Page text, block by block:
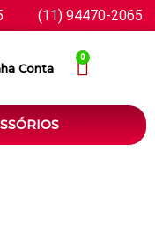
(11) 94470-2065
Conta
0